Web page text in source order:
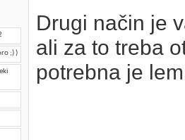
;) )
Drugi način je
ali za to treba
potrebna je